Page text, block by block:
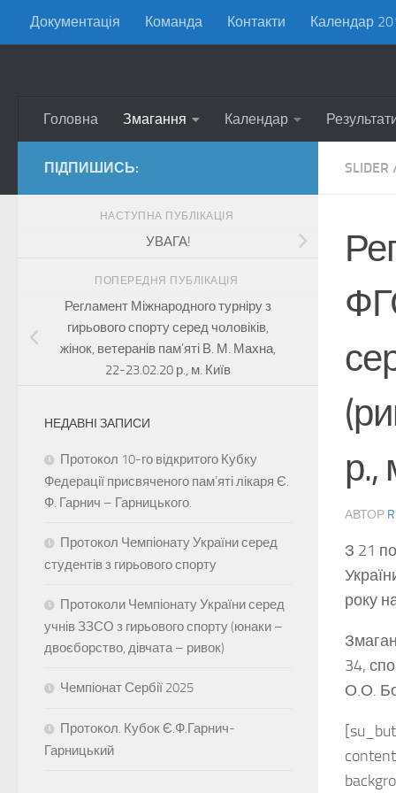
Skip to content
Документація Команда Контакти Календар
Головна Змагання Календар
SLIDER
р.,
АВТОР
З 21
року
34,
О.О.
ПІДПИШИСЬ:
НАСТУПНА ПУБЛІКАЦІЯ
УВАГА!
ПОПЕРЕДНЯ ПУБЛІКАЦІЯ
Регламент Міжнародного турніру з
гирьового спорту серед чоловіків,
жінок, ветеранів пам’яті В. М. Махна,
22-23.02.20 р., м. Київ
НЕДАВНІ ЗАПИСИ
Протокол 10-го відкритого Кубку
Федерації присвяченого памʼяті лікаря Є.
Ф. Гарнич – Гарницького.
Протокол Чемпіонату України серед
студентів з гирьового спорту
Протоколи Чемпіонату України серед
учнів ЗЗСО з гирьового спорту (юнаки –
двоєборство, дівчата – ривок)
Чемпіонат Сербії 2025
Протокол. Кубок Є.Ф.Гарнич-
Гарницький